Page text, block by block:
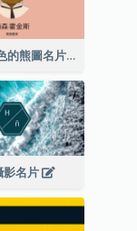
粉色和棕色的熊圖名片
影名片